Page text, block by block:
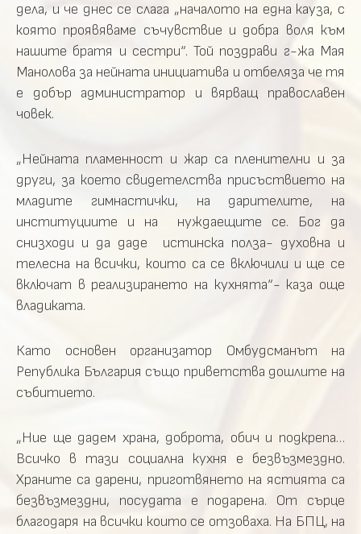
дела, и че днес се слага „началото на една кауза, с
която проявяваме съчувствие и добра воля към
нашите братя и сестри“. Той поздрави г-жа Мая
Манолова за нейната инициатива и отбеляза че тя
е добър администратор и вярващ православен
човек.
„Нейната пламенност и жар са пленителни и за
други, за което свидетелства присъствието на
младите гимнастички, на дарителите, на
институциите и на нуждаещите се. Бог да
снизходи и да даде истинска полза- духовна и
телесна на всички, които са се включили и ще се
включат в реализирането на кухнята“- каза още
владиката.
Като основен организатор Омбудсманът на
Република България също приветства дошлите на
събитието.
„Ние ще дадем храна, доброта, обич и подкрепа…
Всичко в тази социална кухня е безвъзмездно.
Храните са дарени, приготвянето на ястията са
безвъзмездни, посудата е подарена. От сърце
благодаря на всички които се отзоваха. На БПЦ, на